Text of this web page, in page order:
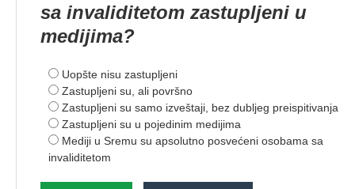
sa invaliditetom zastupljeni u
medijima?
Uopšte nisu zastupljeni
Zastupljeni su, ali površno
Zastupljeni su samo izveštaji, bez dubljeg preispitivanja
Zastupljeni su u pojedinim medijima
Mediji u Sremu su apsolutno posvećeni osobama sa
invaliditetom